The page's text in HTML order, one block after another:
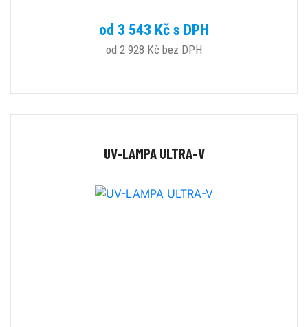
od 3 543 Kč s DPH
od 2 928 Kč bez DPH
UV-LAMPA ULTRA-V